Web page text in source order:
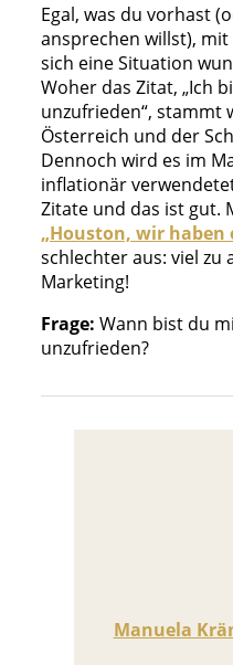
Egal, was du vorhast
ansprechen willst),
sich eine Situation
Woher das Zitat, „Ich
unzufrieden“, stammt
Österreich und der
Dennoch wird es im
inflationär
Zitate und das ist gut.
„Houston, wir haben
schlechter aus: viel zu
Marketing!
Frage: Wann bist du
unzufrieden?
Manuela